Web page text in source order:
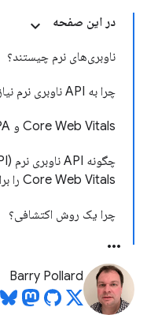
در این صفحه
ناوبری‌های نرم چیستند؟
چرا به API ناوبری نرم نیاز است؟
Core Web Vitals و SPAها
Core Web Vitals را برای SPAها فراهم می‌کند؟
چرا یک روش اکتشافی؟
Barry Pollard